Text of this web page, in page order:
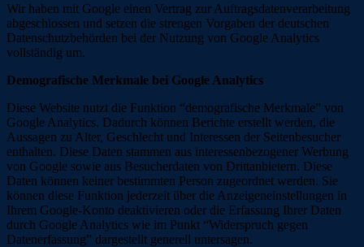
Wir haben mit Google einen Vertrag zur Auftragsdatenverarbeitung
abgeschlossen und setzen die strengen Vorgaben der deutschen
Datenschutzbehörden bei der Nutzung von Google Analytics
vollständig um.
Demografische Merkmale bei Google Analytics
Diese Website nutzt die Funktion “demografische Merkmale” von
Google Analytics. Dadurch können Berichte erstellt werden, die
Aussagen zu Alter, Geschlecht und Interessen der Seitenbesucher
enthalten. Diese Daten stammen aus interessenbezogener Werbung
von Google sowie aus Besucherdaten von Drittanbietern. Diese
Daten können keiner bestimmten Person zugeordnet werden. Sie
können diese Funktion jederzeit über die Anzeigeneinstellungen in
Ihrem Google-Konto deaktivieren oder die Erfassung Ihrer Daten
durch Google Analytics wie im Punkt “Widerspruch gegen
Datenerfassung” dargestellt generell untersagen.